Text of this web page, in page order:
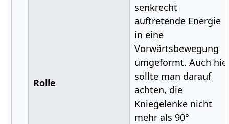
Rolle
senkrecht
auftretende Energie
in eine
Vorwärtsbewegung
umgeformt. Auch
sollte man darauf
achten, die
Kniegelenke nicht
mehr als 90°